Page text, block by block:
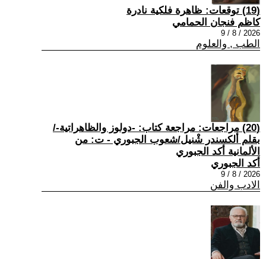
(19) توقعات: ظاهرة فلكية نادرة
كاظم فنجان الحمامي
2026 / 8 / 9
الطب , والعلوم
(20) مراجعات: مراجعة كتاب: -دولوز والظاهراتية-/
بقلم ألكسندر شْنيل/شعوب الجبوري - ت: من
الألمانية أكد الجبوري
أكد الجبوري
2026 / 8 / 9
الادب والفن